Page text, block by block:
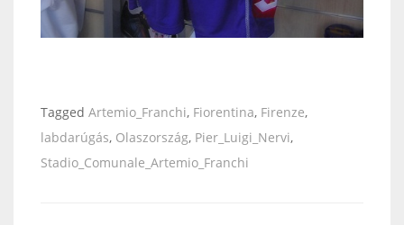
Tagged Artemio_Franchi, Fiorentina, Firenze,
labdarúgás, Olaszország, Pier_Luigi_Nervi,
Stadio_Comunale_Artemio_Franchi